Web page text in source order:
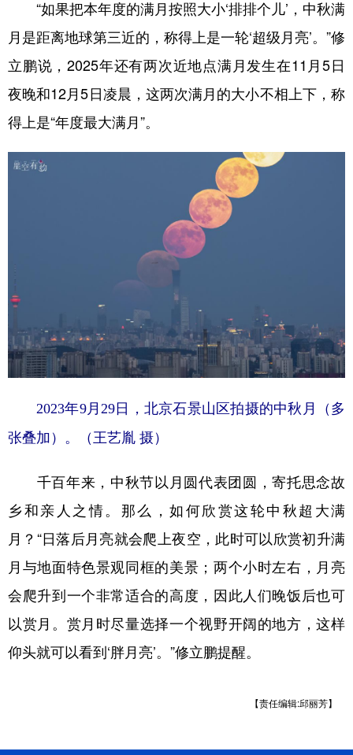
“如果把本年度的满月按照大小‘排排个儿’，中秋满
月是距离地球第三近的，称得上是一轮‘超级月亮’。”修
立鹏说，2025年还有两次近地点满月发生在11月5日
夜晚和12月5日凌晨，这两次满月的大小不相上下，称
得上是“年度最大满月”。
2023年9月29日，北京石景山区拍摄的中秋月（多
张叠加）。（王艺胤 摄）
千百年来，中秋节以月圆代表团圆，寄托思念故
乡和亲人之情。那么，如何欣赏这轮中秋超大满
月？“日落后月亮就会爬上夜空，此时可以欣赏初升满
月与地面特色景观同框的美景；两个小时左右，月亮
会爬升到一个非常适合的高度，因此人们晚饭后也可
以赏月。赏月时尽量选择一个视野开阔的地方，这样
仰头就可以看到‘胖月亮’。”修立鹏提醒。
【责任编辑:邱丽芳】